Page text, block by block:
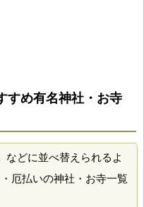
すめ有名神社・お寺
などに並べ替えられるよ
厄払いの神社・お寺一覧